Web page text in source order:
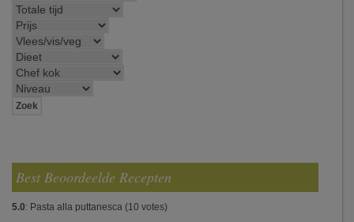
Best Beoordeelde Recepten
5.0: Pasta alla puttanesca (10 votes)